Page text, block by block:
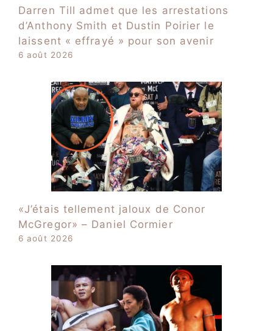
Darren Till admet que les arrestations
d’Anthony Smith et Dustin Poirier le
laissent « effrayé » pour son avenir
6 août 2026
«J’étais tellement jaloux de Conor
McGregor» – Daniel Cormier
6 août 2026